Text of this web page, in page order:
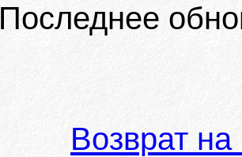
Последнее
Возврат